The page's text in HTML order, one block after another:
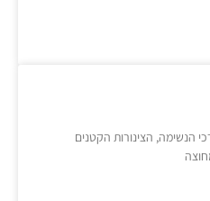
הנשימה, הצינורות הקטנים